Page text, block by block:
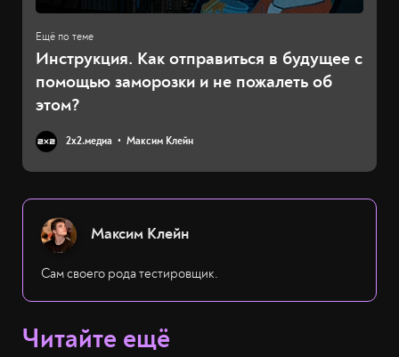
Инструкция. Как отправиться в будущее с
помощью заморозки и не пожалеть об
этом?
2х2.медиа Максим Клейн
Максим Клейн
Сам своего рода тестировщик.
Читайте ещё